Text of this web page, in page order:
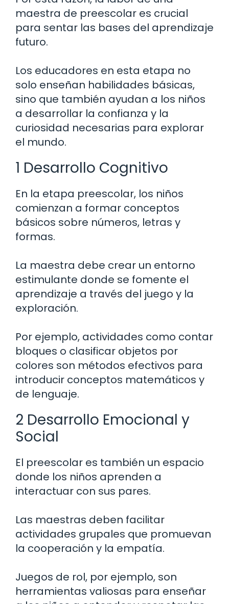
maestra de preescolar es crucial
para sentar las bases del aprendizaje
futuro.
Los educadores en esta etapa no
solo enseñan habilidades básicas,
sino que también ayudan a los niños
a desarrollar la confianza y la
curiosidad necesarias para explorar
el mundo.
1 Desarrollo Cognitivo
En la etapa preescolar, los niños
comienzan a formar conceptos
básicos sobre números, letras y
formas.
La maestra debe crear un entorno
estimulante donde se fomente el
aprendizaje a través del juego y la
exploración.
Por ejemplo, actividades como contar
bloques o clasificar objetos por
colores son métodos efectivos para
introducir conceptos matemáticos y
de lenguaje.
2 Desarrollo Emocional y
Social
El preescolar es también un espacio
donde los niños aprenden a
interactuar con sus pares.
Las maestras deben facilitar
actividades grupales que promuevan
la cooperación y la empatía.
Juegos de rol, por ejemplo, son
herramientas valiosas para enseñar